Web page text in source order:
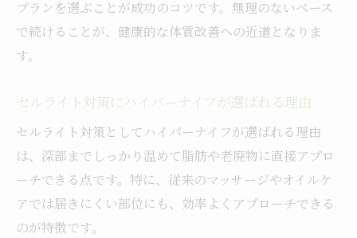
プランを選ぶことが成功のコツです。無理のないペース
で続けることが、健康的な体質改善への近道となりま
す。
セルライト対策にハイパーナイフが選ばれる理由
セルライト対策としてハイパーナイフが選ばれる理由
は、深部までしっかり温めて脂肪や老廃物に直接アプロ
ーチできる点です。特に、従来のマッサージやオイルケ
アでは届きにくい部位にも、効率よくアプローチできる
のが特徴です。